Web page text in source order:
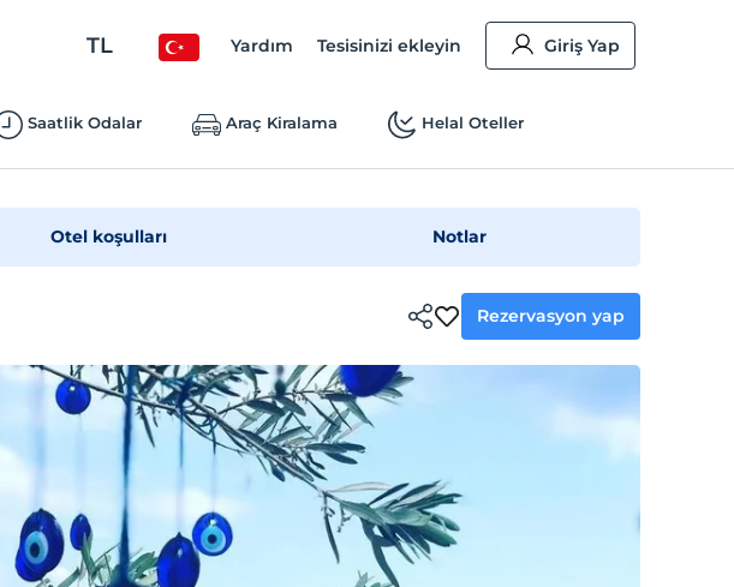
TL Yardım Tesisinizi ekleyin Giriş Yap
Saatlik Odalar Araç Kiralama Helal Oteller
Otel koşulları Notlar
Rezervasyon yap